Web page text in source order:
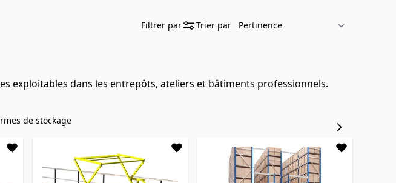
Trier par
Filtrer par
exploitables dans les entrepôts, ateliers et bâtiments professionnels.
de stockage